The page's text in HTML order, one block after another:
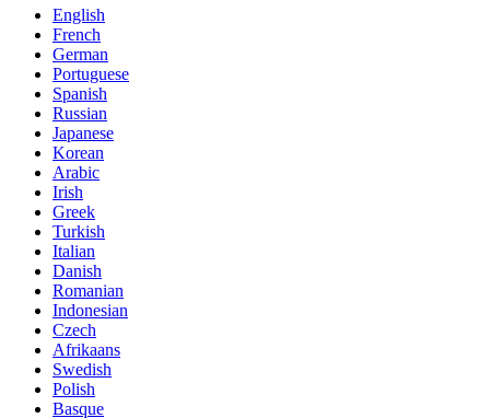
English
French
German
Portuguese
Spanish
Russian
Japanese
Korean
Arabic
Irish
Greek
Turkish
Italian
Danish
Romanian
Indonesian
Czech
Afrikaans
Swedish
Polish
Basque